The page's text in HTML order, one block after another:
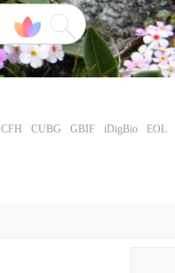
CFH CUBG GBIF iDigBio EOL